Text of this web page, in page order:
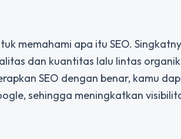
memahami apa itu SEO.
dan kuantitas lalu lintas
SEO dengan benar, kamu
sehingga meningkatkan